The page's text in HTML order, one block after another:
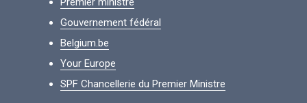
Gouvernement fédéral
Belgium.be
Your Europe
SPF Chancellerie du Premier Ministre